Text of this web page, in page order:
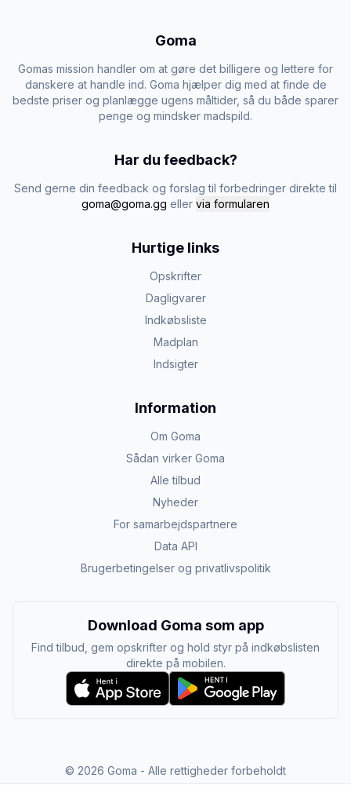
Goma
Gomas mission handler om at gøre det billigere og lettere for
danskere at handle ind. Goma hjælper dig med at finde de
bedste priser og planlægge ugens måltider, så du både sparer
penge og mindsker madspild.
Har du feedback?
Send gerne din feedback og forslag til forbedringer direkte til
goma@goma.gg eller via formularen
Hurtige links
Opskrifter
Dagligvarer
Indkøbsliste
Madplan
Indsigter
Information
Om Goma
Sådan virker Goma
Alle tilbud
Nyheder
For samarbejdspartnere
Data API
Brugerbetingelser og privatlivspolitik
Download Goma som app
Find tilbud, gem opskrifter og hold styr på indkøbslisten
direkte på mobilen.
© 2026 Goma - Alle rettigheder forbeholdt